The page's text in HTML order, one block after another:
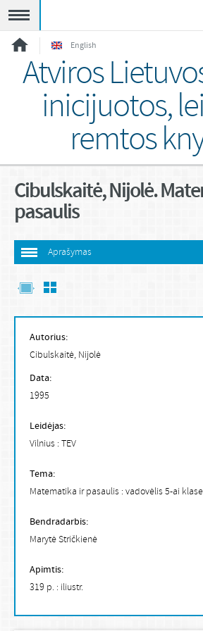
English
Atviros
inicijuotos,
remtos
Cibulskaitė, Nijolė.
pasaulis
Aprašymas
Autorius:
Cibulskaitė, Nijolė
Data:
1995
Leidėjas:
Vilnius : TEV
Tema:
Matematika ir pasaulis : vadovėlis 5-ai
Bendradarbis:
Marytė Stričkienė
Apimtis:
319 p. : iliustr.